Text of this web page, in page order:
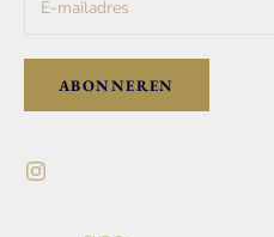
ABONNEREN